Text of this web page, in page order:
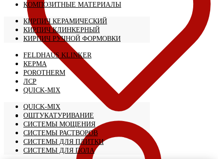
КОМПОЗИТНЫЕ МАТЕРИАЛЫ
КИРПИЧ КЕРАМИЧЕСКИЙ
КИРПИЧ КЛИНКЕРНЫЙ
КИРПИЧ РУЧНОЙ ФОРМОВКИ
FELDHAUS KLINKER
КЕРМА
POROTHERM
ЛСР
QUICK-MIX
QUICK-MIX
ОШТУКАТУРИВАНИЕ
СИСТЕМЫ МОЩЕНИЯ
СИСТЕМЫ РАСТВОРОВ
СИСТЕМЫ ДЛЯ ПЛИТКИ
СИСТЕМЫ ДЛЯ ПОЛА